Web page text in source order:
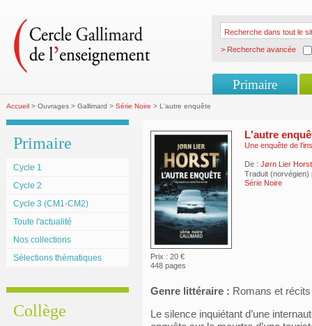
> Recherche avancée
Primaire
Accueil > Ouvrages > Gallimard > Série Noire > L'autre enquête
Primaire
Cycle 1
Cycle 2
Cycle 3 (CM1-CM2)
Toute l'actualité
Nos collections
Sélections thématiques
Collège
Prix : 20 €
448 pages
L'autre
Une enquête de
De : Jørn Lier Horst
Traduit
Série Noire
Genre littéraire : Romans et récits
Le silence inquiétant d’une